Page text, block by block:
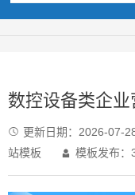
数控设备类企
 更新日期： 2026-07-
站模板
 模板发布：